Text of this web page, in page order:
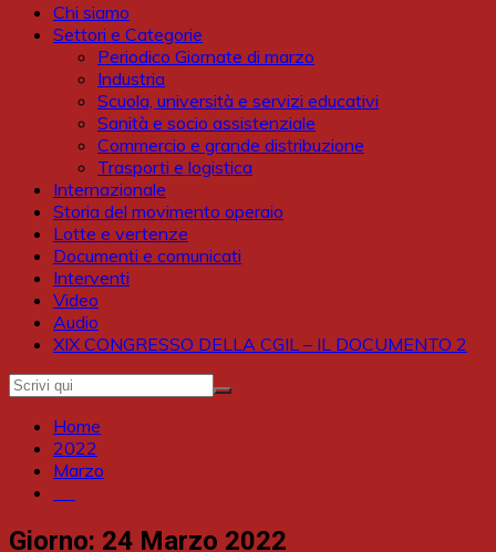
Chi siamo
Settori e Categorie
Periodico Giornate di marzo
Industria
Scuola, università e servizi educativi
Sanità e socio assistenziale
Commercio e grande distribuzione
Trasporti e logistica
Internazionale
Storia del movimento operaio
Lotte e vertenze
Documenti e comunicati
Interventi
Video
Audio
XIX CONGRESSO DELLA CGIL – IL DOCUMENTO 2
Home
2022
Marzo
Giorno: 24 Marzo 2022